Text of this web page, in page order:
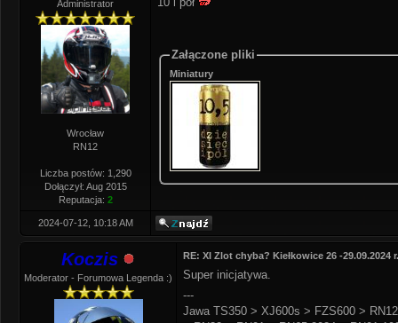
Administrator
Wrocław
RN12
Liczba postów: 1,290
Dołączył: Aug 2015
Reputacja: 2
Załączone pliki
Miniatury
2024-07-12, 10:18 AM
Koczis
Moderator - Forumowa Legenda :)
RE: XI Zlot chyba? Kiełkowice 26 -29.09.2024 r.
Super inicjatywa.
---
Jawa TS350 > XJ600s > FZS600 >